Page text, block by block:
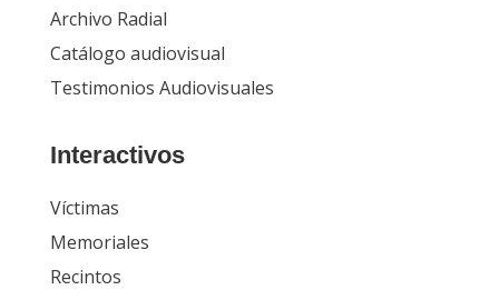
Archivo Radial
Catálogo audiovisual
Testimonios Audiovisuales
Interactivos
Víctimas
Memoriales
Recintos